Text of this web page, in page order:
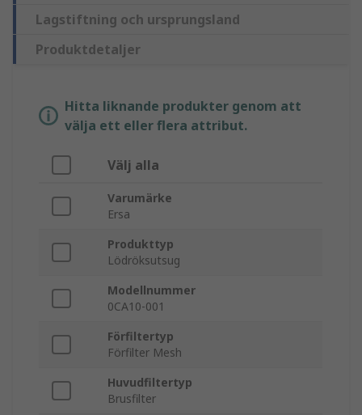
Lagstiftning och ursprungsland
Produktdetaljer
Hitta liknande produkter genom att
välja ett eller flera attribut.
Välj alla
Varumärke
Ersa
Produkttyp
Lödröksutsug
Modellnummer
0CA10-001
Förfiltertyp
Förfilter Mesh
Huvudfiltertyp
Brusfilter